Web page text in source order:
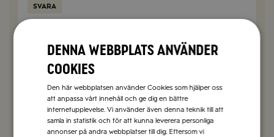
SVARA
Hej Andreas,
Vad kul – grattis till en lyckad premiär-risotto! 🙂
SVARA
Denna webbplats använder
cookies
Den här webbplatsen använder Cookies som hjälper oss
att anpassa vårt innehåll och ge dig en bättre
internetupplevelse. Vi använder även denna teknik till att
samla in statistik och för att kunna leverera personliga
annonser på andra webbplatser till dig. Eftersom vi